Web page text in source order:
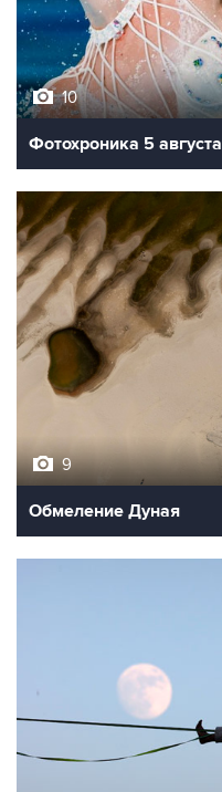
10
Фотохроника 5 августа
9
Обмеление Дуная